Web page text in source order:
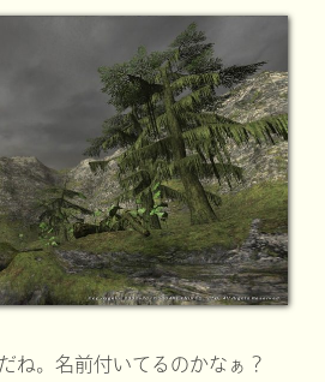
ね。名前付いてるのかなぁ？